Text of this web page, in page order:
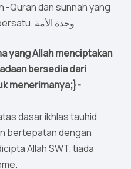
-Quran dan sunnah yang
satu maka kita akan bersatu. وحدة الأمة
yang Allah menciptakan
bersedia dari
menerimanya;}-
dasar ikhlas tauhid
bertepatan dengan
Allah SWT. tiada